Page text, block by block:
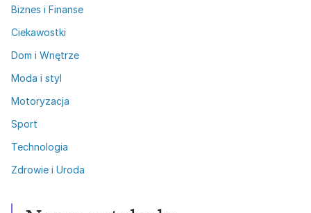
Biznes i Finanse
Ciekawostki
Dom i Wnętrze
Moda i styl
Motoryzacja
Sport
Technologia
Zdrowie i Uroda